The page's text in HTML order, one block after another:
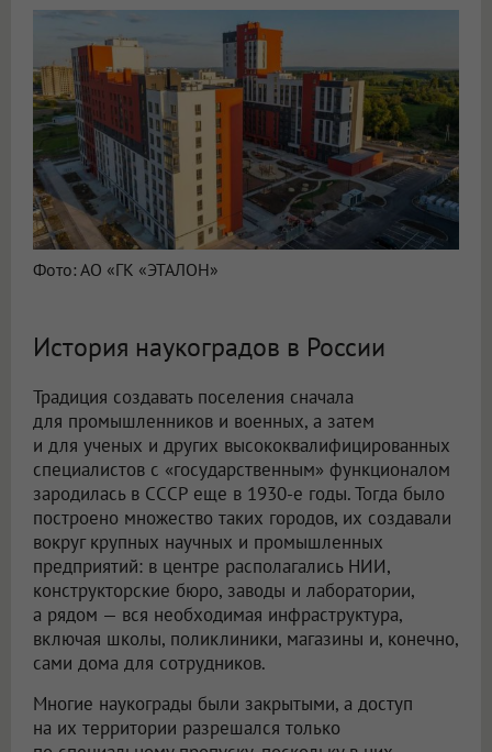
Фото: АО «ГК «ЭТАЛОН»
История наукоградов в России
Традиция создавать поселения сначала
для промышленников и военных, а затем
и для ученых и других высококвалифицированных
специалистов с «государственным» функционалом
зародилась в СССР еще в 1930-е годы. Тогда было
построено множество таких городов, их создавали
вокруг крупных научных и промышленных
предприятий: в центре располагались НИИ,
конструкторские бюро, заводы и лаборатории,
а рядом — вся необходимая инфраструктура,
включая школы, поликлиники, магазины и, конечно,
сами дома для сотрудников.
Многие наукограды были закрытыми, а доступ
на их территории разрешался только